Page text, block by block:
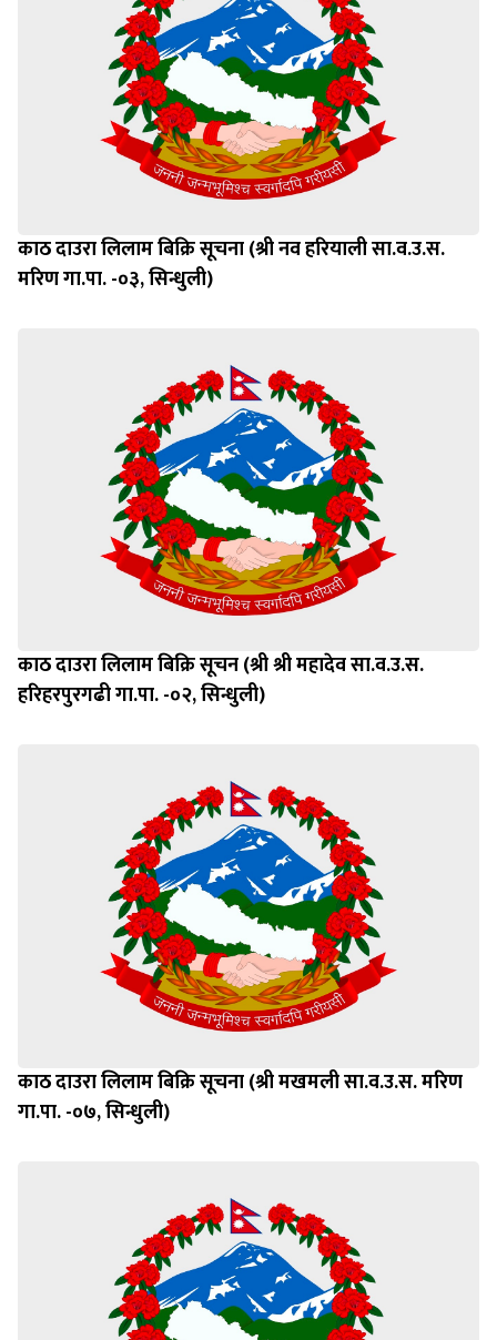
काठ दाउरा लिलाम बिक्रि सूचना (श्री नव हरियाली सा.व.उ.स.
मरिण गा.पा. -०३, सिन्धुली)
काठ दाउरा लिलाम बिक्रि सूचन (श्री श्री महादेव सा.व.उ.स.
हरिहरपुरगढी गा.पा. -०२, सिन्धुली)
काठ दाउरा लिलाम बिक्रि सूचना (श्री मखमली सा.व.उ.स. मरिण
गा.पा. -०७, सिन्धुली)